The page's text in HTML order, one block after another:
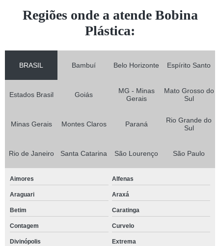
Regiões onde a atende Bobina
Plástica:
BRASIL Bambuí Belo Horizonte Espírito Santo
Estados Brasil Goiás
MG - Minas
Gerais
Mato Grosso do
Sul
Minas Gerais Montes Claros Paraná
Rio Grande do
Sul
Rio de Janeiro Santa Catarina São Lourenço São Paulo
Aimores Alfenas
Araguari Araxá
Betim Caratinga
Contagem Curvelo
Divinópolis Extrema